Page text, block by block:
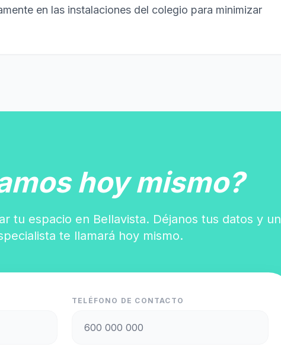
en las instalaciones del colegio para minimizar
hoy mismo?
tu espacio en Bellavista. Déjanos tus datos y un
te llamará hoy mismo.
TELÉFONO DE CONTACTO